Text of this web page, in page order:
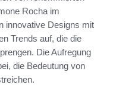
Rocha im
innovative Designs mit
Trends auf, die die
Die Aufregung
die Bedeutung von